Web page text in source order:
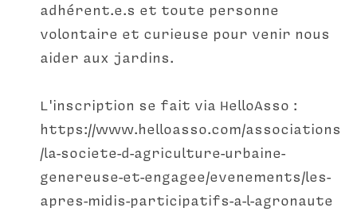
adhérent.e.s et toute personne
volontaire et curieuse pour venir nous
aider aux jardins.
L'inscription se fait via HelloAsso :
https://www.helloasso.com/associations
/la-societe-d-agriculture-urbaine-
genereuse-et-engagee/evenements/les-
apres-midis-participatifs-a-l-agronaute